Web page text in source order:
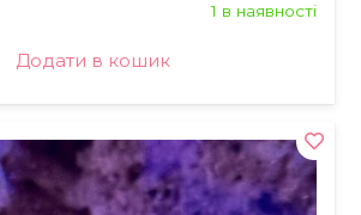
1 в наявності
Додати в кошик